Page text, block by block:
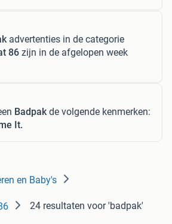
advertenties in de categorie
86 zijn in de afgelopen week
Badpakde volgende kenmerken:
It.
en Baby's
24 resultaten voor 'badpak'